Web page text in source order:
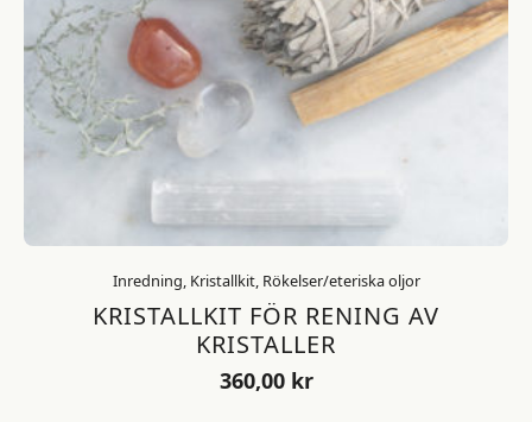
Inredning, Kristallkit, Rökelser/eteriska oljor
KRISTALLKIT FÖR RENING AV
KRISTALLER
360,00 kr